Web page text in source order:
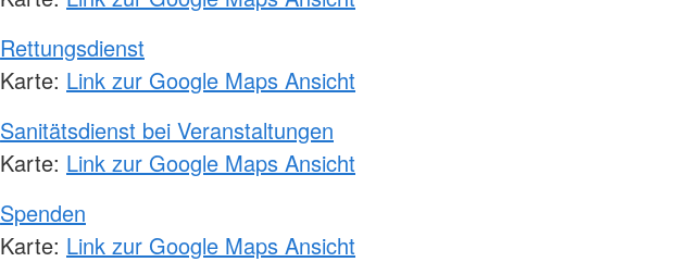
Rettungsdienst
Karte: Link zur Google Maps Ansicht
Sanitätsdienst bei Veranstaltungen
Karte: Link zur Google Maps Ansicht
Spenden
Karte: Link zur Google Maps Ansicht